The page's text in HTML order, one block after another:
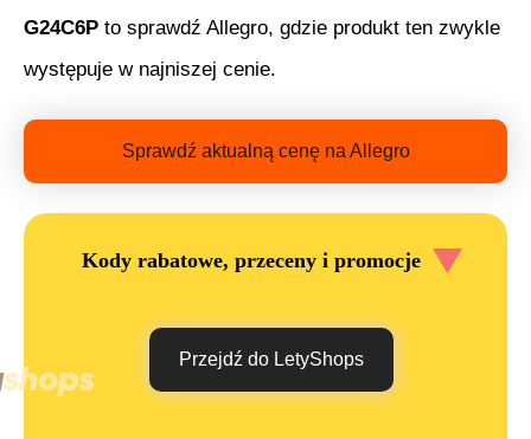
G24C6P to sprawdź Allegro, gdzie produkt ten zwykle
występuje w najniszej cenie.
Sprawdź aktualną cenę na Allegro
Kody rabatowe, przeceny i promocje
Przejdź do LetyShops